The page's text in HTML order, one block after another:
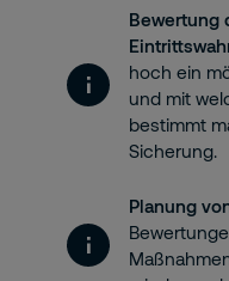
Bewertung
hoch ein
und mit
bestimmt
Sicherung.
Planung